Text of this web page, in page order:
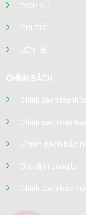
DỊCH VỤ
TIN TỨC
LIÊN HỆ
CHÍNH SÁCH
Chính sách thanh
Chính sách bán
Chính sách bảo
Quy định công ty
Chính sách bảo